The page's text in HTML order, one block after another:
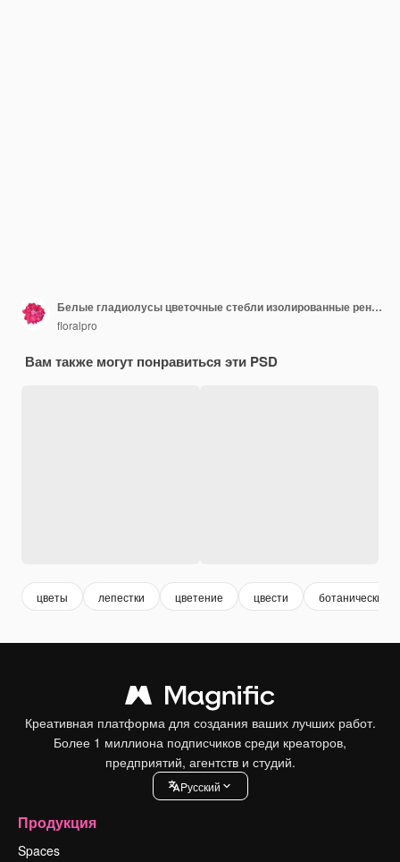
Белые гладиолусы цветочные стебли изолированные рендеринг
floralpro
Вам также могут понравиться эти PSD
цветы лепестки цветение цвести ботанический
Креативная платформа для создания ваших лучших работ.
Более 1 миллиона подписчиков среди креаторов,
предприятий, агентств и студий.
Pусский
Продукция
Spaces